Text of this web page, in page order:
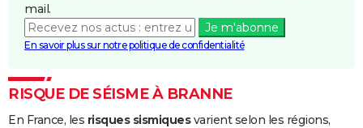
mail.
Je m'abonne
En savoir plus sur notre politique de confidentialité
RISQUE DE SÉISME À BRANNE
En France, les risques sismiquesvarient selon les régions,